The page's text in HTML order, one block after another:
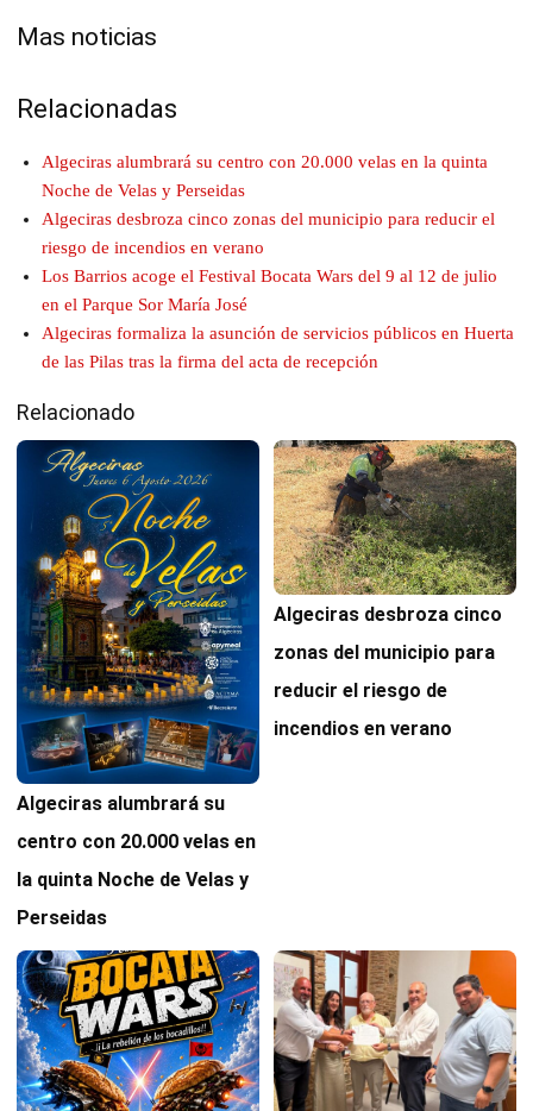
Mas noticias
Relacionadas
Algeciras alumbrará su centro con 20.000 velas en la quinta
Noche de Velas y Perseidas
Algeciras desbroza cinco zonas del municipio para reducir el
riesgo de incendios en verano
Los Barrios acoge el Festival Bocata Wars del 9 al 12 de julio
en el Parque Sor María José
Algeciras formaliza la asunción de servicios públicos en Huerta
de las Pilas tras la firma del acta de recepción
Relacionado
Algeciras alumbrará su
centro con 20.000 velas en
la quinta Noche de Velas y
Perseidas
Algeciras desbroza cinco
zonas del municipio para
reducir el riesgo de
incendios en verano